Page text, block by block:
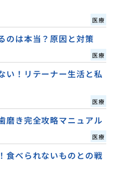
医療
のは本当？原因と対策
医療
い！リテーナー生活と私
医療
磨き完全攻略マニュアル
医療
食べられないものとの戦